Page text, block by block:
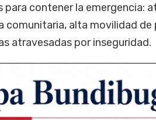
contener la emergencia:
comunitaria, alta movilidad de
atravesadas por inseguridad.